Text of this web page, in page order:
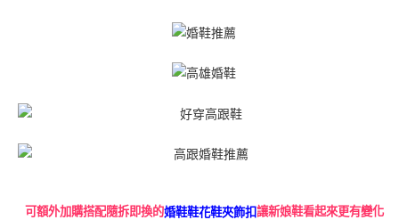
可額外加購搭配隨拆即換的婚鞋鞋花鞋夾飾扣讓新娘鞋看起來更有變化